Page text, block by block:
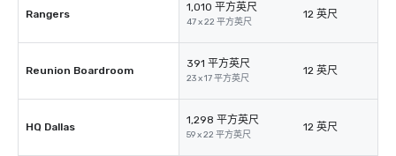
Rangers
1,010 平方英尺
47 x 22 平方英尺
12 英尺
Reunion Boardroom
391 平方英尺
23 x 17 平方英尺
12 英尺
HQ Dallas
1,298 平方英尺
59 x 22 平方英尺
12 英尺